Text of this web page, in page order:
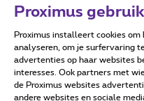
Forumvoorwaarden
Proximus
Proximus installeert cookies
analyseren, om je surfervaring
advertenties op haar websites
interesses. Ook partners met
de Proximus websites
andere websites en sociale